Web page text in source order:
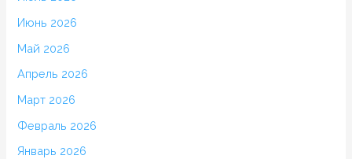
Июнь 2026
Май 2026
Апрель 2026
Март 2026
Февраль 2026
Январь 2026